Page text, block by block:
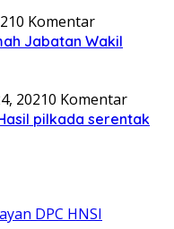
0 Komentar
Jabatan Wakil
20210 Komentar
pilkada serentak